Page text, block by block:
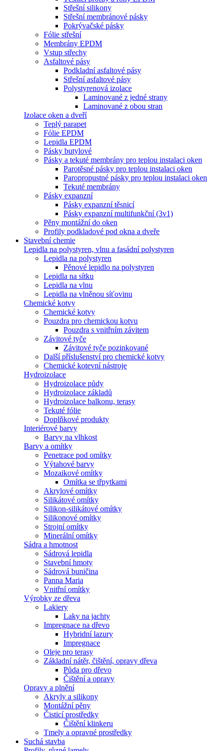
Střešní silikony
Střešní membránové pásky
Pokrývačské pásky
Fólie střešní
Membrány EPDM
Vstup střechy
Asfaltové pásy
Podkladní asfaltové pásy
Střešní asfaltové pásy
Polystyrenová izolace
Laminované z jedné strany
Laminované z obou stran
Izolace oken a dveří
Teplý parapet
Fólie EPDM
Lepidla EPDM
Pásky butylové
Pásky a tekuté membrány pro teplou instalaci oken
Parotěsné pásky pro teplou instalaci oken
Paropropustné pásky pro teplou instalaci oken
Tekuté membrány
Pásky expanzní
Pásky expanzní těsnicí
Pásky expanzní multifunkční (3v1)
Pěny montážní do oken
Profily podkladové pod okna a dveře
Stavební chemie
Lepidla na polystyren, vlnu a fasádní polystyren
Lepidla na polystyren
Pěnové lepidlo na polystyren
Lepidla na sítku
Lepidla na vlnu
Lepidla na vlněnou síťovinu
Chemické kotvy
Chemické kotvy
Pouzdra pro chemickou kotvu
Pouzdra s vnitřním závitem
Závitové tyče
Závitové tyče pozinkované
Další příslušenství pro chemické kotvy
Chemické kotevní nástroje
Hydroizolace
Hydroizolace půdy
Hydroizolace základů
Hydroizolace balkonu, terasy
Tekuté fólie
Doplňkové produkty
Interiérové barvy
Barvy na vlhkost
Barvy a omítky
Penetrace pod omítky
Výtahové barvy
Mozaikové omítky
Omítka se třpytkami
Akrylové omítky
Silikátové omítky
Silikon-silikátové omítky
Silikonové omítky
Strojní omítky
Minerální omítky
Sádra a hmotnost
Sádrová lepidla
Stavební hmoty
Sádrová buničina
Panna Maria
Vnitřní omítky
Výrobky ze dřeva
Lakiery
Laky na jachty
Impregnace na dřevo
Hybridní lazury
Impregnace
Oleje pro terasy
Základní nátěr, čištění, opravy dřeva
Půda pro dřevo
Čištění a opravy
Opravy a plnění
Akryly a silikony
Montážní pěny
Čisticí prostředky
Čištění klinkeru
Tmely a opravné prostředky
Suchá stavba